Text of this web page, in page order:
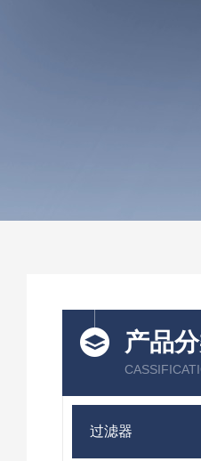
产品
过滤器